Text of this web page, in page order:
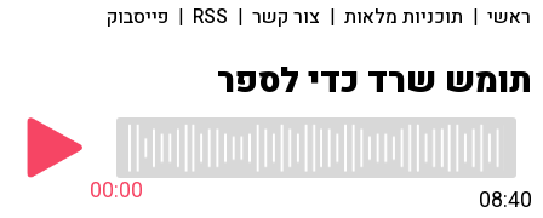
ראשי | תוכניות מלאות | צור קשר |
RSS
| פייסבוק
תומש שרד כדי לספר
00:00 08:40